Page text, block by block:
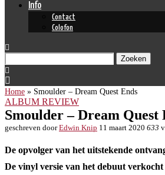
Info
Contact
Colofon
Zoeken
Home » Smoulder – Dream Quest Ends
ALBUM REVIEW
Smoulder – Dream Quest
geschreven doorEdwin Knip 11 maart 2020 633
De opvolger van het uitstekende
De vinyl versie van het debuut verkocht